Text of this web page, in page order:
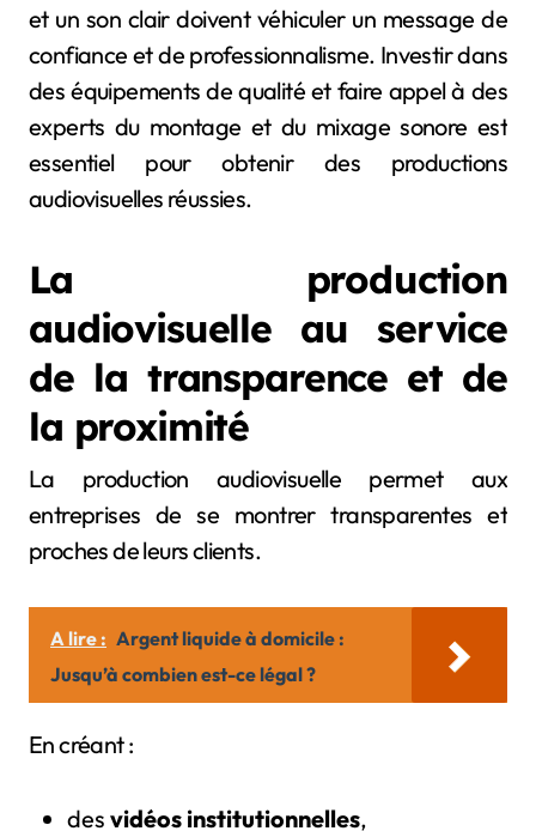
et un son clair doivent véhiculer un message de
confiance et de professionnalisme. Investir dans
des équipements de qualité et faire appel à des
experts du montage et du mixage sonore est
essentiel pour obtenir des productions
audiovisuelles réussies.
La production
audiovisuelle au service
de la transparence et de
la proximité
La production audiovisuelle permet aux
entreprises de se montrer transparentes et
proches de leurs clients.
A lire : Argent liquide à domicile :
Jusqu’à combien est-ce légal ?
En créant :
des vidéos institutionnelles,